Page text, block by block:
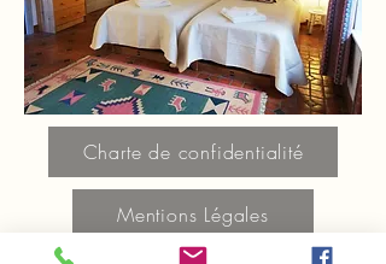
Charte de confidentialité
Mentions Légales